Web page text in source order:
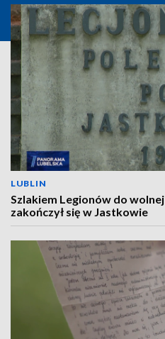
LUBLIN
Szlakiem Legionów do
zakończył się w Jastkowie